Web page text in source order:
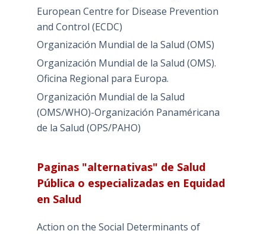
European Centre for Disease Prevention
and Control (ECDC)
Organización Mundial de la Salud (OMS)
Organización Mundial de la Salud (OMS).
Oficina Regional para Europa.
Organización Mundial de la Salud
(OMS/WHO)-Organización Panaméricana
de la Salud (OPS/PAHO)
Paginas "alternativas" de Salud
Pública o especializadas en Equidad
en Salud
Action on the Social Determinants of